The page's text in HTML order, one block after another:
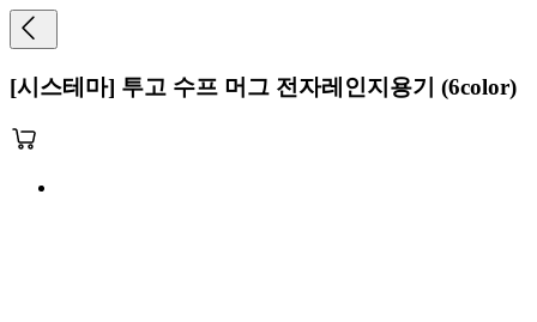
[시스테마] 투고 수프 머그 전자레인지용기 (6color)